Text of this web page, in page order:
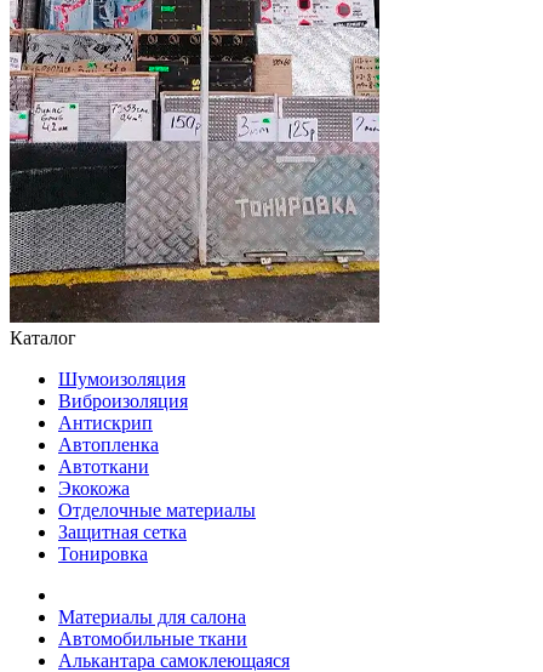
Каталог
Шумоизоляция
Виброизоляция
Антискрип
Автопленка
Автоткани
Экокожа
Отделочные материалы
Защитная сетка
Тонировка
Материалы для салона
Автомобильные ткани
Алькантара самоклеющаяся